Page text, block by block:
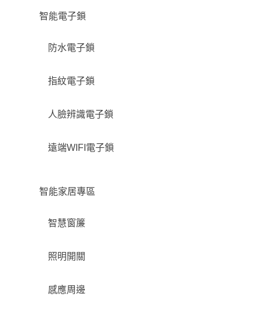
智能電子鎖
防水電子鎖
指紋電子鎖
人臉辨識電子鎖
遠端WIFI電子鎖
智能家居專區
智慧窗簾
照明開關
感應周邊